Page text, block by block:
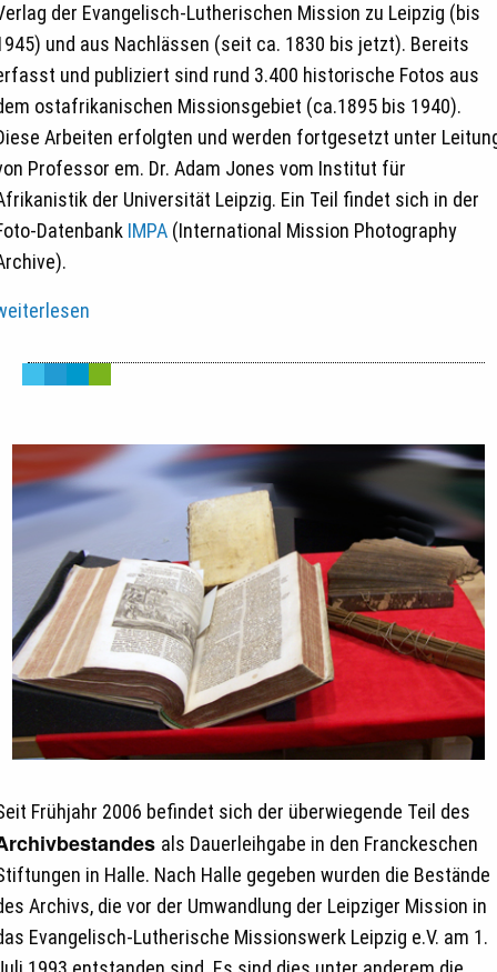
der Evangelisch-Lutherischen Mission zu Leipzig (bis
und aus Nachlässen (seit ca. 1830 bis jetzt). Bereits
und publiziert sind rund 3.400 historische Fotos aus
ostafrikanischen Missionsgebiet (ca.1895 bis 1940).
Arbeiten erfolgten und werden fortgesetzt unter
Professor em. Dr. Adam Jones vom Institut für
der Universität Leipzig. Ein Teil findet sich in der
Datenbank IMPA (International Mission Photography
Frühjahr 2006 befindet sich der überwiegende Teil des
als Dauerleihgabe in den Franckeschen
in Halle. Nach Halle gegeben wurden die Bestände
Archivs, die vor der Umwandlung der Leipziger Mission in
Evangelisch-Lutherische Missionswerk Leipzig e.V. am 1.